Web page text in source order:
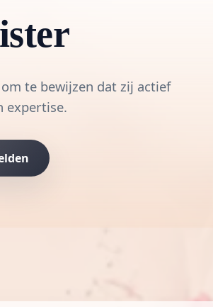
te bewijzen dat zij actief
expertise.